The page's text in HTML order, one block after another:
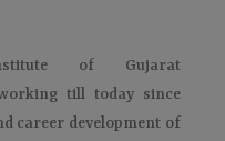
of Gujarat
till today since
career development of